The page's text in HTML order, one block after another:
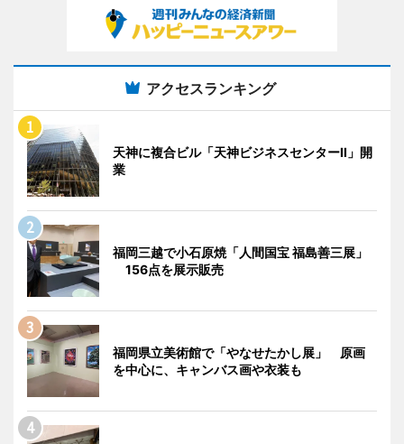
アクセスランキング
天神に複合ビル「天神ビジネスセンターII」開
業
福岡三越で小石原焼「人間国宝 福島善三展」
156点を展示販売
福岡県立美術館で「やなせたかし展」 原画
を中心に、キャンバス画や衣装も